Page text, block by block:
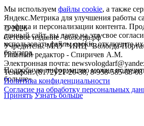
©2026
Сетевое издание "вологда.рф"
Учредитель: МАУ "ИИЦ "Вологда-
Главный редактор - Спиричев А.М.
Электронная почта:
Телефон: (8172) 21-20-38, 8-958-585-08-08
Политика конфиденциальности
Согласие на обработку персональных
Мы используем файлы cookie, а также
Яндекс.Метрика для улучшения работы
трафика и персонализации контента.
данный сайт, вы даете на это свое
использовать файлы cookie, отключите
браузера.
Подробную информацию можно
больше».
Принять Узнать больше